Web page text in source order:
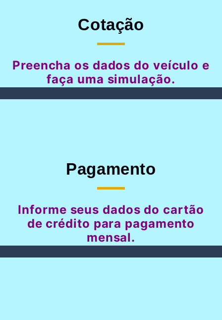
Cotação
Preencha os dados do veículo e
faça uma simulação.
Pagamento
Informe seus dados do cartão
de crédito para pagamento
mensal.